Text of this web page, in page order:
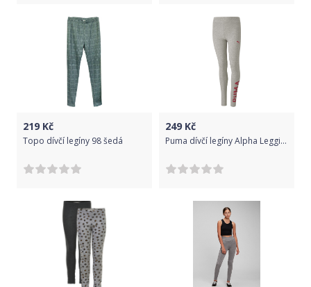
219 Kč
Topo dívčí legíny 98 šedá
249 Kč
Puma dívčí legíny Alpha Leggings G Light Gray Heather 110 šedá